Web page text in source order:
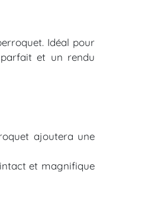
Idéal pour
et un rendu
ajoutera une
et magnifique